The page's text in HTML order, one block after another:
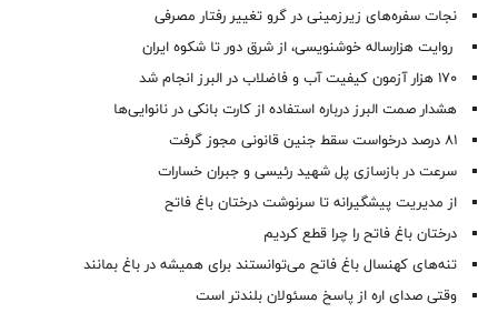
نجات سفره‌های زیرزمینی در گرو تغییر رفتار مصرفی
روایت هزارساله خوشنویسی، از شرق دور تا شکوه ایران
۱۷۰ هزار آزمون کیفیت آب و فاضلاب در البرز انجام شد
هشدار صمت البرز درباره استفاده از کارت بانکی در نانوایی‌ها
۸۱ درصد درخواست‌ سقط جنین قانونی مجوز گرفت
سرعت در بازسازی پل شهید رئیسی و جبران خسارات
از مدیریت پیشگیرانه تا سرنوشت درختان باغ فاتح
درختان باغ فاتح را چرا قطع کردیم
تنه‌های کهنسال باغ فاتح می‌توانستند برای همیشه در باغ بمانند
وقتی صدای اره از پاسخ مسئولان بلندتر است